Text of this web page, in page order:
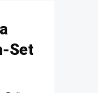
Set